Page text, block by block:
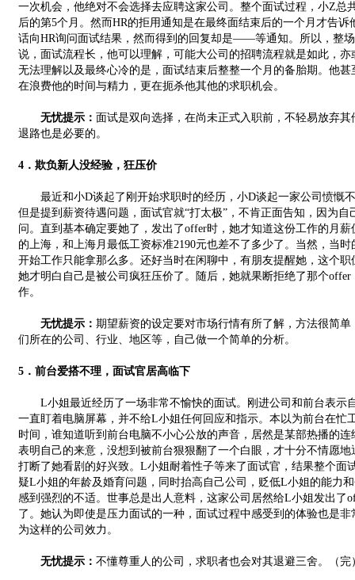
一次机会，他绝对不会选择去应聘这家公司。整个面试过程，小Z总
后的第5个月。然而HR的拒用通知是在最终面结束后的一个月才告
话向HR询问面试结果，然而得到的回复却是——等通知。所以，整
说，面试流程长，他可以理解，可能大公司的招聘流程就是如此，
无法理解以及最终心冷的是，面试结束后整整一个月的备胎期。他
在浪费他的时间与精力，更在扼杀他其他的求职机会。
无忧提示： 面试是双向选择，在尚未正式入职前，不轻易放弃
退路也是必要的。
4．欺负新人没经验，狂压价
最近和小D谈起了刚开始求职时的经历，小D谈起一家公司愤慨
但是提到薪资待遇问题，面试官就“打太极”，不肯正面告知，因为
问。直到基本确定要她了，发出了offer时，她才知道这份工作的月薪
的上海，和上海月最低工资标准2190元也差不了多少了。当然，当
开始工作只能拿那么多。还好当时在闲聊中，有朋友提醒她，这个
她才明白自己是被公司疯狂压价了。随后，她就果断拒绝了那个
作。
无忧提示： 期望薪资的设定要对市场行情有所了解，方法很简
们所在的公司、行业、地区等，自己做一个简单的分析。
5．前台爱搭不理，面试官居高临下
L小姐最近经历了一场非常不愉快的面试。刚进公司和前台表示
一直盯着电脑屏幕，并不给L小姐任何回应和指示。本以为前台在忙
时间，谁知道听到前台电脑不小心公放的声音，居然是某部热播的
表明自己的来意，没想到被前台狠狠翻了一个白眼，才十分不情愿
打断了她看剧的好兴致。L小姐耐着性子等来了面试官，结果整个面
疑L小姐的年龄及婚育问题，同时抬高自己公司，贬低L小姐的能力
感到强烈的不适。世事总是出人意料，这家公司居然给L小姐发出了
了。她认为即使是压力面试的一种，面试过程中感受到的体验也是
为这样的公司效力。
无忧提示： 不懂尊重人的公司，求职者也会对其退避三舍。（完